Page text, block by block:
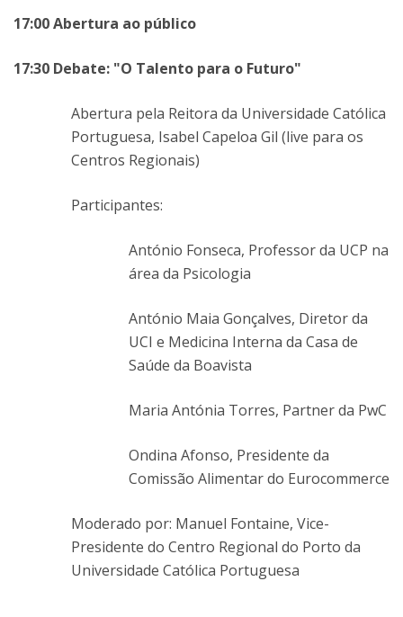
17:00 Abertura ao público
17:30 Debate: "O Talento para o Futuro"
Abertura pela Reitora da Universidade Católica
Portuguesa, Isabel Capeloa Gil (live para os
Centros Regionais)
Participantes:
António Fonseca, Professor da UCP na
área da Psicologia
António Maia Gonçalves, Diretor da
UCI e Medicina Interna da Casa de
Saúde da Boavista
Maria Antónia Torres, Partner da PwC
Ondina Afonso, Presidente da
Comissão Alimentar do Eurocommerce
Moderado por: Manuel Fontaine, Vice-
Presidente do Centro Regional do Porto da
Universidade Católica Portuguesa